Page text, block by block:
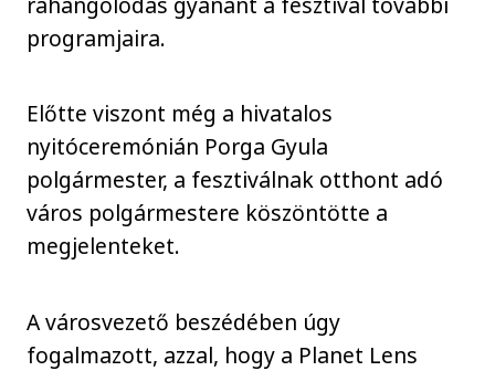
programjaira.
Előtte viszont még a hivatalos
nyitóceremónián Porga Gyula
polgármester, a fesztiválnak otthont adó
város polgármestere köszöntötte a
megjelenteket.
A városvezető beszédében úgy
fogalmazott, azzal, hogy a Planet Lens